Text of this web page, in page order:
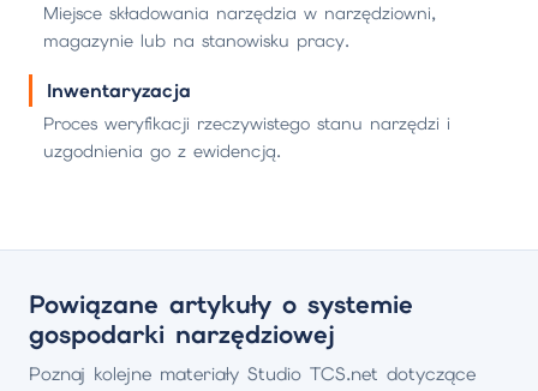
Miejsce składowania narzędzia w narzędziowni,
magazynie lub na stanowisku pracy.
Inwentaryzacja
Proces weryfikacji rzeczywistego stanu narzędzi i
uzgodnienia go z ewidencją.
Powiązane artykuły o systemie
gospodarki narzędziowej
Poznaj kolejne materiały Studio TCS.net dotyczące